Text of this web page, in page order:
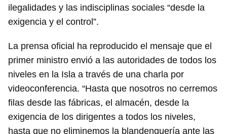
ilegalidades y las indisciplinas sociales “desde la
exigencia y el control”.
La prensa oficial ha reproducido el mensaje que el
primer ministro envió a las autoridades de todos los
niveles en la Isla a través de una charla por
videoconferencia. “Hasta que nosotros no cerremos
filas desde las fábricas, el almacén, desde la
exigencia de los dirigentes a todos los niveles,
hasta que no eliminemos la blandenguería ante las